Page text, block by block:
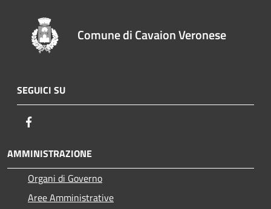
Comune di Cavaion Veronese
SEGUICI SU
AMMINISTRAZIONE
Organi di Governo
Aree Amministrative